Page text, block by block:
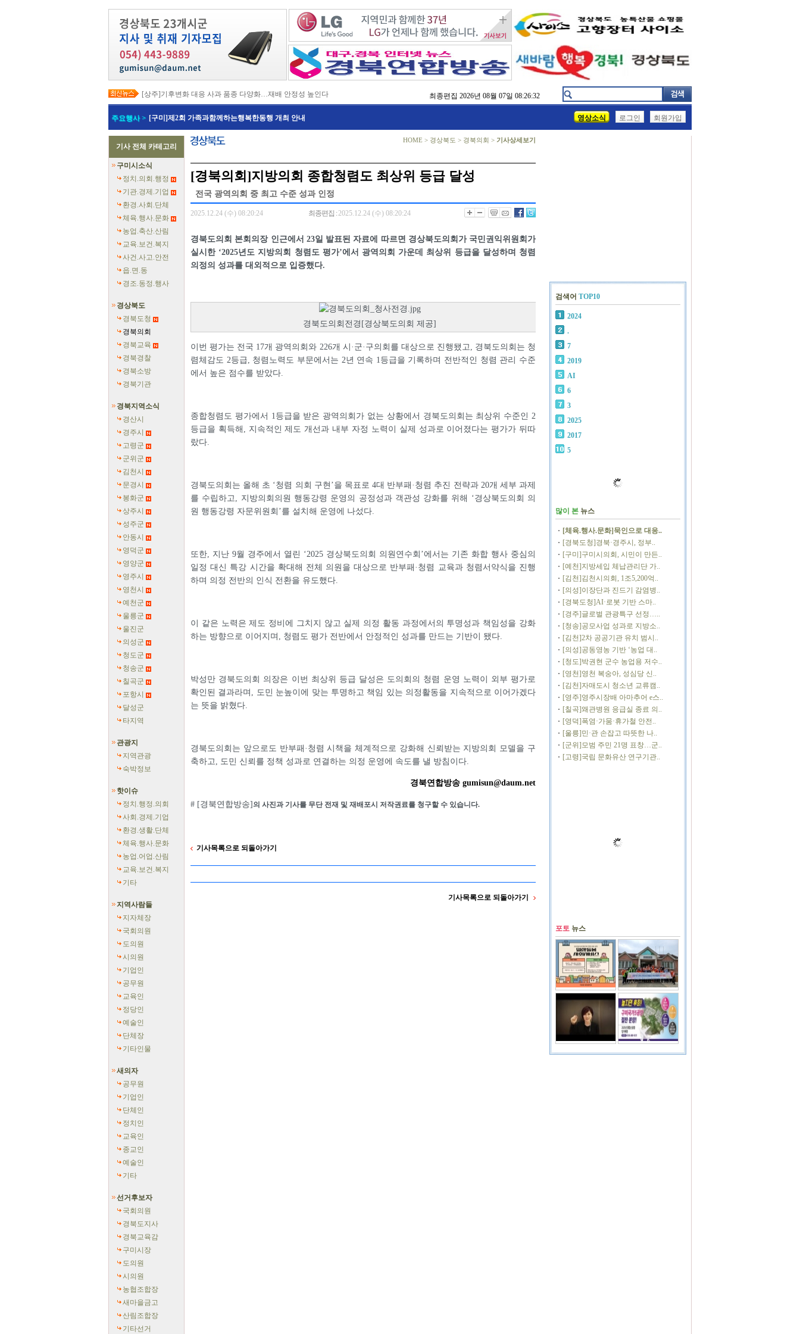
[상주]기후변화 대응 사과 품종 다양화…재배 안정성 높인다
[봉화]‘K-베트남 밸리 특구’ 최종 지정…3,476억 투입
[김천]지방세입 체납관리단 본격 가동…맞춤형 징수 나선다
[고령]가뭄 장기화 총력 대응…농업용수 확보 긴급 지원
[경주]경주역 KTX·KTX-이음 증편…수도권 접근성 높인다
[경북교육청]‘수리력+ 웹 콘텐츠’ 개발…맞춤형 수학 학습 지원
[경북도청]‘말산업 특구’ 키운다…한국마사회 영천 유치 공동전선
[구미]예능 타고 뜬 구미 관광…‘갓 튀긴 라면’ 판매량 6배 껑충
[경북교육청]일본 방위백서 독도 영유권 주장 강력 규탄
최종편집 2026년 08월 07일 08:26:32
주요행사 > [구미]제2회 가족과함께하는행복한동행 개최 안내 영상소식 로그인 회원가입
기사 전체 카테고리
구미시소식
정치.의회.행정
기관.경제.기업
환경.사회.단체
체육.행사.문화
농업.축산.산림
교육.보건.복지
사건.사고.안전
읍.면.동
경조.동정.행사
경상북도
경북도청
경북의회
경북교육
경북경찰
경북소방
경북기관
경북지역소식
경산시
경주시
고령군
군위군
김천시
문경시
봉화군
상주시
성주군
안동시
영덕군
영양군
영주시
영천시
예천군
울릉군
울진군
의성군
청도군
청송군
칠곡군
포항시
달성군
타지역
관광지
지역관광
숙박정보
핫이슈
정치.행정.의회
사회.경제.기업
환경.생활.단체
체육.행사.문화
농업.어업.산림
교육.보건.복지
기타
지역사람들
지자체장
국회의원
도의원
시의원
기업인
공무원
교육인
정당인
예술인
단체장
기타인물
새의자
공무원
기업인
단체인
정치인
교육인
종교인
예술인
기타
선거후보자
국회의원
경북도지사
경북교육감
구미시장
도의원
시의원
농협조합장
새마을금고
산림조합장
기타선거
HOME > 경상북도 > 경북의회 > 기사상세보기
[경북의회]지방의회 종합청렴도 최상위 등급 달성
전국 광역의회 중 최고 수준 성과 인정
2025.12.24 (수) 08:20:24 최종편집 :2025.12.24 (수) 08:20:24
경북도의회 본회의장 인근에서 23일 발표된 자료에 따르면 경상북도의회가 국민권익위원회가
실시한 ‘2025년도 지방의회 청렴도 평가’에서 광역의회 가운데 최상위 등급을 달성하며 청렴
의정의 성과를 대외적으로 입증했다.
경북도의회전경[경상북도의회 제공]
이번 평가는 전국 17개 광역의회와 226개 시·군·구의회를 대상으로 진행됐고, 경북도의회는 청
렴체감도 2등급, 청렴노력도 부문에서는 2년 연속 1등급을 기록하며 전반적인 청렴 관리 수준
에서 높은 점수를 받았다.
종합청렴도 평가에서 1등급을 받은 광역의회가 없는 상황에서 경북도의회는 최상위 수준인 2
등급을 획득해, 지속적인 제도 개선과 내부 자정 노력이 실제 성과로 이어졌다는 평가가 뒤따
랐다.
경북도의회는 올해 초 ‘청렴 의회 구현’을 목표로 4대 반부패·청렴 추진 전략과 20개 세부 과제
를 수립하고, 지방의회의원 행동강령 운영의 공정성과 객관성 강화를 위해 ‘경상북도의회 의
원 행동강령 자문위원회’를 설치해 운영에 나섰다.
또한, 지난 9월 경주에서 열린 ‘2025 경상북도의회 의원연수회’에서는 기존 화합 행사 중심의
일정 대신 특강 시간을 확대해 전체 의원을 대상으로 반부패·청렴 교육과 청렴서약식을 진행
하며 의정 전반의 인식 전환을 유도했다.
이 같은 노력은 제도 정비에 그치지 않고 실제 의정 활동 과정에서의 투명성과 책임성을 강화
하는 방향으로 이어지며, 청렴도 평가 전반에서 안정적인 성과를 만드는 기반이 됐다.
박성만 경북도의회 의장은 이번 최상위 등급 달성은 도의회의 청렴 운영 노력이 외부 평가로
확인된 결과라며, 도민 눈높이에 맞는 투명하고 책임 있는 의정활동을 지속적으로 이어가겠다
는 뜻을 밝혔다.
경북도의회는 앞으로도 반부패·청렴 시책을 체계적으로 강화해 신뢰받는 지방의회 모델을 구
축하고, 도민 신뢰를 정책 성과로 연결하는 의정 운영에 속도를 낼 방침이다.
경북연합방송 gumisun@daum.net
# [경북연합방송]의 사진과 기사를 무단 전재 및 재배포시 저작권료를 청구할 수 있습니다.
기사목록으로 되돌아가기
기사목록으로 되돌아가기
검색어 TOP10
2024
.
7
2019
AI
6
3
2025
2017
5
많이 본 뉴스
[체육.행사.문화]묵인으로 대응..
[경북도청]경북·경주시, 정부..
[구미]구미시의회, 시민이 만든..
[예천]지방세입 체납관리단 가..
[김천]김천시의회, 1조5,200억..
[의성]이장단과 진드기 감염병..
[경북도청]AI·로봇 기반 스마..
[경주]글로벌 관광특구 선정…..
[청송]공모사업 성과로 지방소..
[김천]2차 공공기관 유치 범시..
[의성]공동영농 기반 ‘농업 대..
[청도]박권현 군수 농업용 저수..
[영천]영천 복숭아, 성심당 신..
[김천]자매도시 청소년 교류캠..
[영주]영주시장배 아마추어 e스..
[칠곡]왜관병원 응급실 종료 의..
[영덕]폭염·가뭄·휴가철 안전..
[울릉]민·관 손잡고 따뜻한 나..
[군위]모범 주민 21명 표창…군..
[고령]국립 문화유산 연구기관..
포토 뉴스